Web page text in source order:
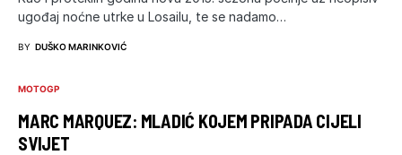
ugođaj noćne utrke u Losailu, te se nadamo…
BY DUŠKO MARINKOVIĆ
MOTOGP
MARC MARQUEZ: MLADIĆ KOJEM PRIPADA CIJELI
SVIJET